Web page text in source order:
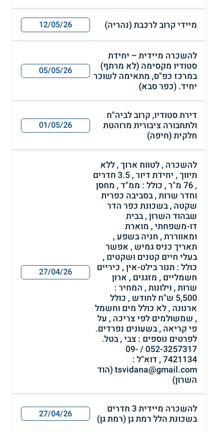
מיידי קרוב לרכבת (נהריה) 12/05/26
להשכרה מיידית – יחידת
סטודיו מקסימה (לא מרתף)
במרכז כפ"ס, מתאימה לשוכר
יחיד. (כפר סבא)
05/05/26
דירת סטודיו, קרוב לביה"ח
ולתחבורה ציבורית מרוהטת
חלקית (חיפה)
01/05/26
להשכרה , לטווח ארוך , ללא
תיווך , יחידת דיור , 3.5 חדרים
, 76 מ"ר , כולל : ממ"ד , מחסן
וחדר שרות , בסביבה כפרית
שקטה , בשכונת כפר הדר
שבהוד השרון , בבית
דו-משפחתי , מוארת
ומאווררת , חניה בשפע ,
תאריך כניס גמיש , אפשר
בעלי חיים קטנים ושקטים ,
כולל : תנור בילט-אין , כיריים
חשמליים , מזגנים , ארון
שרות , וילונות , המחיר :
5,500 ש"ח לחודש , כולל
ארנונה , לא כולל מים וחשמל
, שמשולמים לפי צריכה , על
פי קריאה , בשעונים נפרדים.
לפרטים נוספים : צבי , בטל.
052-3257317 / 09-
7421134 , דוא"ל :
tsvidana@gmail.com (הוד
השרון)
27/04/26
להשכרה מיידית 3 חדרים
בשכונת הלל רמת גן (רמת גן)
27/04/26